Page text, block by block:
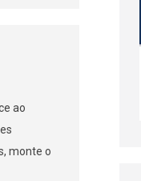
ao
monte o